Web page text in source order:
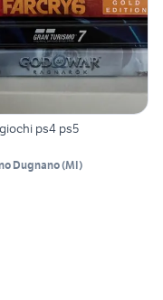
ps4 ps5
Dugnano(MI)